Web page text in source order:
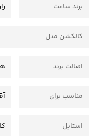
برند ساعت
کالکشن مدل
اصالت برند
مناسب برای
استایل